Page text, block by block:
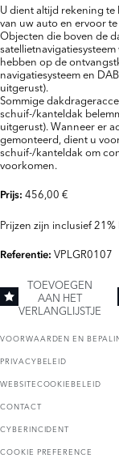
U dient altijd rekening
van uw auto en ervoor
Objecten die boven de
hebben op de
navigatiesysteem en
uitgerust).
Sommige
schuif-/kanteldak
uitgerust). Wanneer er
gemonteerd, dient u
schuif-/kanteldak om
voorkomen.
Prijs: 456,00 €
Prijzen zijn inclusief
Referentie: VPLGR0107
TOEVOEGEN
AAN HET
VERLANGLIJSTJE
VOORWAARDEN EN
PRIVACYBELEID
WEBSITECOOKIEBELEID
CONTACT
CYBERINCIDENT
COOKIE PREFERENCE